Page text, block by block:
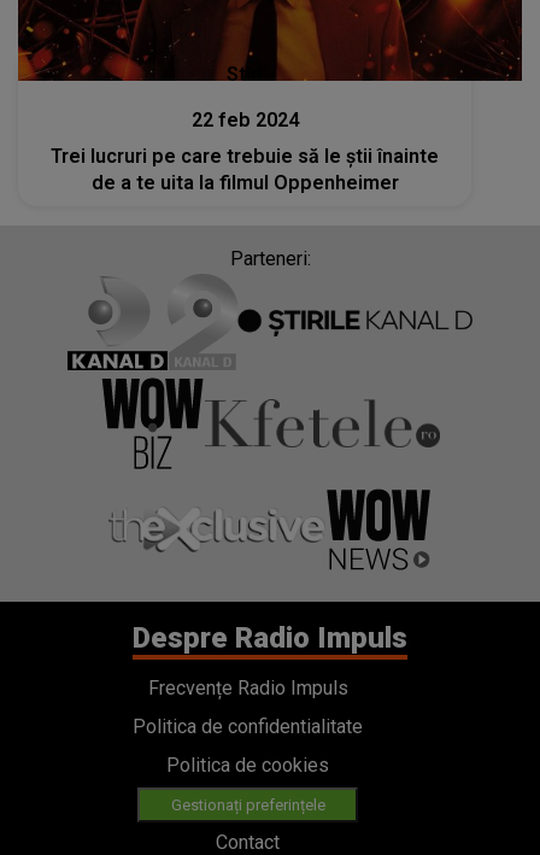
Stiri
22 feb 2024
Trei lucruri pe care trebuie să le știi înainte
de a te uita la filmul Oppenheimer
Parteneri:
Despre Radio Impuls
Frecvențe Radio Impuls
Politica de confidentialitate
Politica de cookies
Gestionați preferințele
Contact